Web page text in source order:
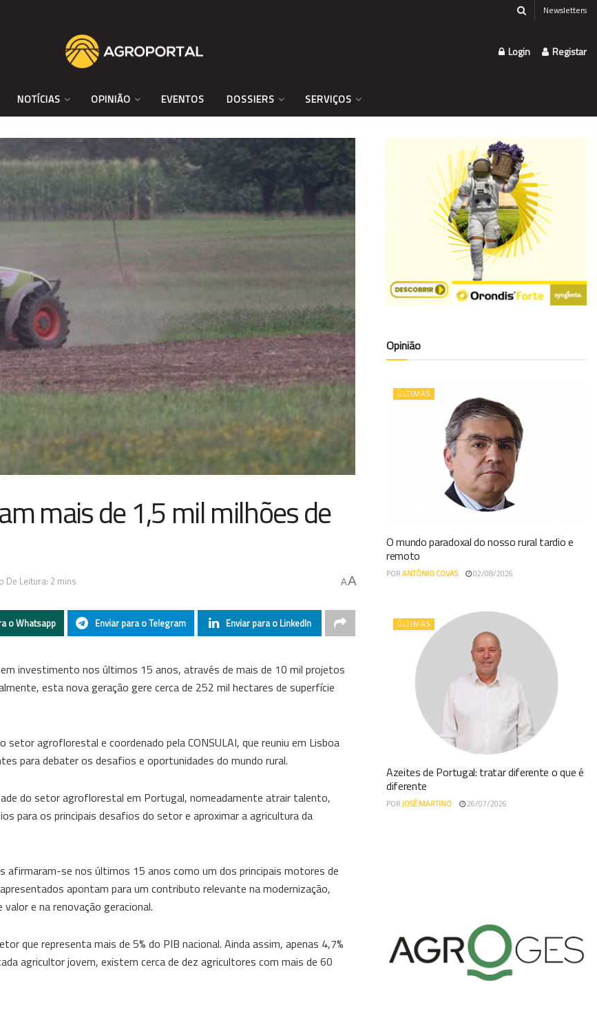
Newsletters
Login Registar
NOTÍCIAS OPINIÃO EVENTOS DOSSIERS SERVIÇOS
mais de 1,5 mil milhões de
De Leitura: 2 mins AA
o Whatsapp Enviar para o Telegram Enviar para o LinkedIn
investimento nos últimos 15 anos, através de mais de 10 mil projetos
esta nova geração gere cerca de 252 mil hectares de superfície
agroflorestal e coordenado pela CONSULAI, que reuniu em Lisboa
para debater os desafios e oportunidades do mundo rural.
do setor agroflorestal em Portugal, nomeadamente atrair talento,
para os principais desafios do setor e aproximar a agricultura da
se nos últimos 15 anos como um dos principais motores de
apontam para um contributo relevante na modernização,
e na renovação geracional.
que representa mais de 5% do PIB nacional. Ainda assim, apenas 4,7%
agricultor jovem, existem cerca de dez agricultores com mais de 60
Opinião
ÚLTIMAS
O mundo paradoxal do nosso rural tardio e
remoto
PORANTÓNIO COVAS 02/08/2026
ÚLTIMAS
Azeites de Portugal: tratar diferente o que é
diferente
PORJOSÉ MARTINO 26/07/2026